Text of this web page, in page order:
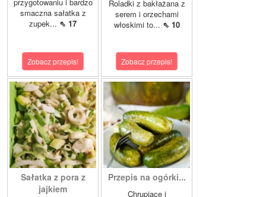
przygotowaniu i bardzo
smaczna sałatka z
zupek... ⇖ 17
Zobacz przepis!
Roladki z bakłażana z
serem i orzechami
włoskimi to... ⇖ 10
Zobacz przepis!
Sałatka z pora z
jajkiem
Przepis na ogórki...
Chrupiące i